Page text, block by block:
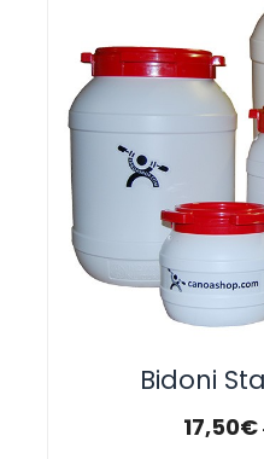
Bidoni
17,50€